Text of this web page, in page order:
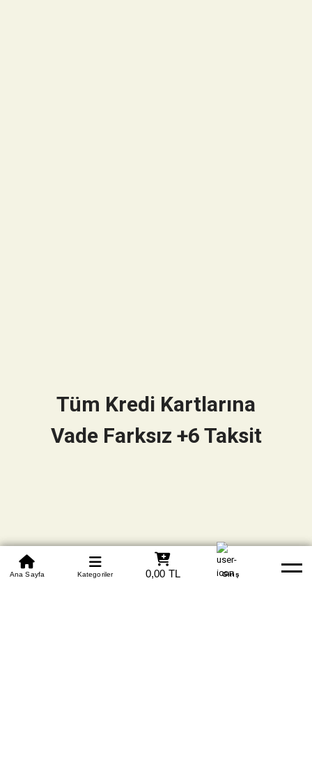
0850 305 09 70
Beden Tablosu Banka Hesapları Whatsapp Yardım
Ana Sayfa Kategoriler 0,00 TL Giriş
Tüm Kredi Kartlarına
Vade Farksız +6 Taksit